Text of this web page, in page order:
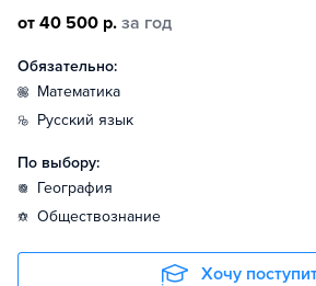
от 40 500 р. за год
Обязательно:
математика
русский язык
По выбору:
география
обществознание
Хочу